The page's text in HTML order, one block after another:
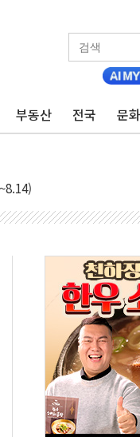
부동산 전국 문
수온 양식장 복구·지원 '
주의보'...경북도, 호우 피
래·김민석 당대표 후보
청래에 승리...47.75%
발표...김민석 47.75% 정
...김민석 45.09% 정청래
김민석 52.64% 정청래
한계·탄약 부족 현실화